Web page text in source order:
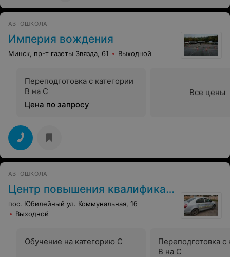
АВТОШКОЛА
Империя вождения
Минск, пр-т газеты Звязда, 61 Выходной
Переподготовка с категории
В на С
Цена по запросу
Все цены
АВТОШКОЛА
Центр повышения квалификации
пос. Юбилейный ул. Коммунальная, 1б
Выходной
Обучение на категорию C
Переподготовка с
В на С